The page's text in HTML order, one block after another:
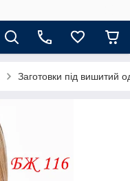
Заготовки під вишитий